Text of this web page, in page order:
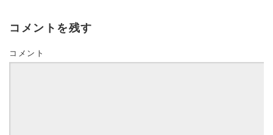
コメントを残す
コメント